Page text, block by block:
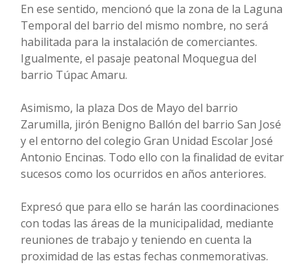
En ese sentido, mencionó que la zona de la Laguna
Temporal del barrio del mismo nombre, no será
habilitada para la instalación de comerciantes.
Igualmente, el pasaje peatonal Moquegua del
barrio Túpac Amaru.
Asimismo, la plaza Dos de Mayo del barrio
Zarumilla, jirón Benigno Ballón del barrio San José
y el entorno del colegio Gran Unidad Escolar José
Antonio Encinas. Todo ello con la finalidad de evitar
sucesos como los ocurridos en años anteriores.
Expresó que para ello se harán las coordinaciones
con todas las áreas de la municipalidad, mediante
reuniones de trabajo y teniendo en cuenta la
proximidad de las estas fechas conmemorativas.